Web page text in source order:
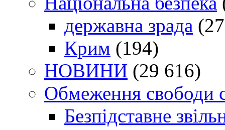
державна зрада
Крим (194)
НОВИНИ (29 616)
Обмеження свободи
Безпідставне